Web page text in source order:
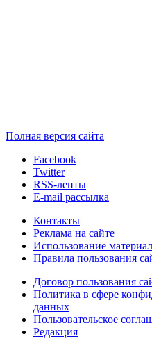
Полная версия сайта
Facebook
Twitter
RSS-ленты
E-mail рассылка
Контакты
Реклама на сайте
Использование
Правила пользования
Договор пользования
Политика в сфере
данных
Пользовательское
Редакция